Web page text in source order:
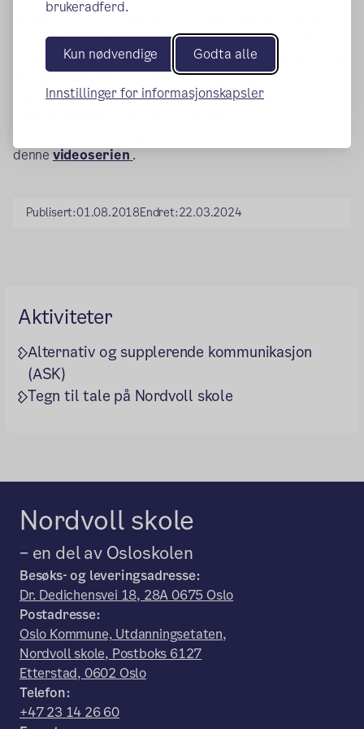
brukeradferd.
Kun nødvendige Godta alle
Innstillinger for informasjonskapsler
for å sikre et "førstevalg" ved bruk av tegn. Imidlertid vil
vi understreke at elever som bruker andre tegn eller har
sin egen sjargong på tegnet alltid skal forstås.
Personalet skal derimot alltid bekrefte tegnet på korrekt
denne videoserien .
Publisert:01.08.2018Endret:22.03.2024
Aktiviteter
Alternativ og supplerende kommunikasjon
(ASK)
Tegn til tale på Nordvoll skole
Nordvoll skole
– en del av Osloskolen
Besøks- og leveringsadresse:
Dr. Dedichensvei 18, 28A 0675 Oslo
Postadresse:
Oslo Kommune, Utdanningsetaten,
Nordvoll skole, Postboks 6127
Etterstad, 0602 Oslo
Telefon:
+47 23 14 26 60